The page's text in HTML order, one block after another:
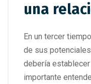
una
En un tercer
de sus
debería establecer
importante